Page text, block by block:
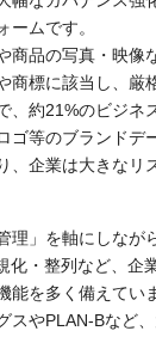
ームです。
商品の写真・映像
商標に該当し、厳
、約21%のビジネ
ゴ等のブランドデ
、企業は大きなリ
理」を軸にしなが
化・整列など、企
能を多く備えてい
スやPLAN-Bなど